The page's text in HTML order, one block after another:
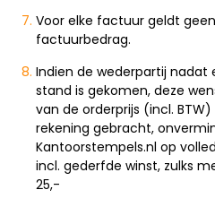
Voor elke factuur geldt
factuurbedrag.
Indien de wederpartij
stand is gekomen, deze
van de orderprijs (incl.
rekening gebracht,
Kantoorstempels.nl op
incl. gederfde winst, zulks
25,-